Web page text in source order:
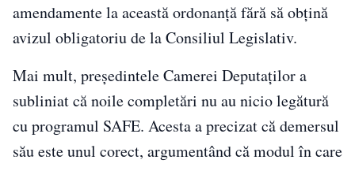
amendamente la această ordonanță fără să obțină
avizul obligatoriu de la Consiliul Legislativ.
Mai mult, președintele Camerei Deputaților a
subliniat că noile completări nu au nicio legătură
cu programul SAFE. Acesta a precizat că demersul
său este unul corect, argumentând că modul în care